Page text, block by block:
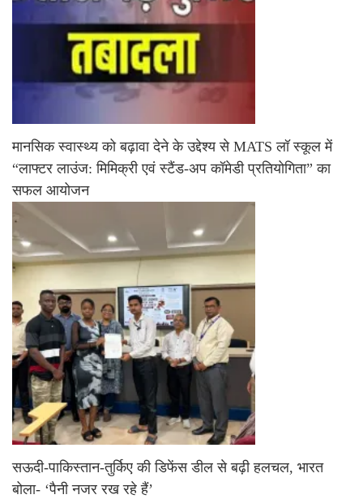
मानसिक स्वास्थ्य को बढ़ावा देने के उद्देश्य से MATS लॉ स्कूल में
“लाफ्टर लाउंज: मिमिक्री एवं स्टैंड-अप कॉमेडी प्रतियोगिता” का
सफल आयोजन
सऊदी-पाकिस्तान-तुर्किए की डिफेंस डील से बढ़ी हलचल, भारत
बोला- ‘पैनी नजर रख रहे हैं’